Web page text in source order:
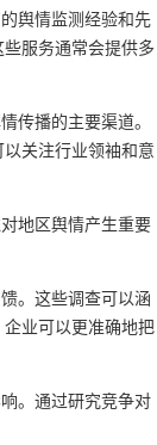
舆情监测经验和先
服务通常会提供多
传播的主要渠道。
关注行业领袖和意
地区舆情产生重要
。这些调查可以涵
业可以更准确地把
。通过研究竞争对